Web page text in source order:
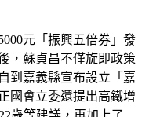
元「振興五倍券」發
，蘇貞昌不僅旋即政策
到嘉義縣宣布設立「嘉
國會立委還提出高鐵增